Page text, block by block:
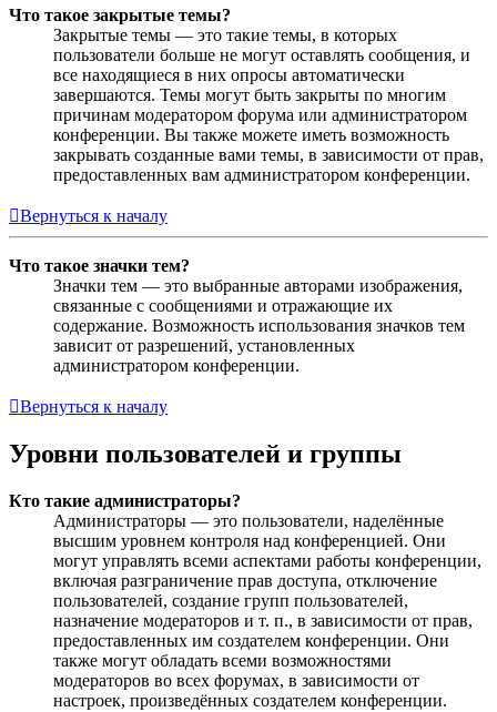
Что такое закрытые темы?
Закрытые темы — это такие темы, в которых
пользователи больше не могут оставлять сообщения, и
все находящиеся в них опросы автоматически
завершаются. Темы могут быть закрыты по многим
причинам модератором форума или администратором
конференции. Вы также можете иметь возможность
закрывать созданные вами темы, в зависимости от прав,
предоставленных вам администратором конференции.
Вернуться к началу
Что такое значки тем?
Значки тем — это выбранные авторами изображения,
связанные с сообщениями и отражающие их
содержание. Возможность использования значков тем
зависит от разрешений, установленных
администратором конференции.
Вернуться к началу
Уровни пользователей и группы
Кто такие администраторы?
Администраторы — это пользователи, наделённые
высшим уровнем контроля над конференцией. Они
могут управлять всеми аспектами работы конференции,
включая разграничение прав доступа, отключение
пользователей, создание групп пользователей,
назначение модераторов и т. п., в зависимости от прав,
предоставленных им создателем конференции. Они
также могут обладать всеми возможностями
модераторов во всех форумах, в зависимости от
настроек, произведённых создателем конференции.